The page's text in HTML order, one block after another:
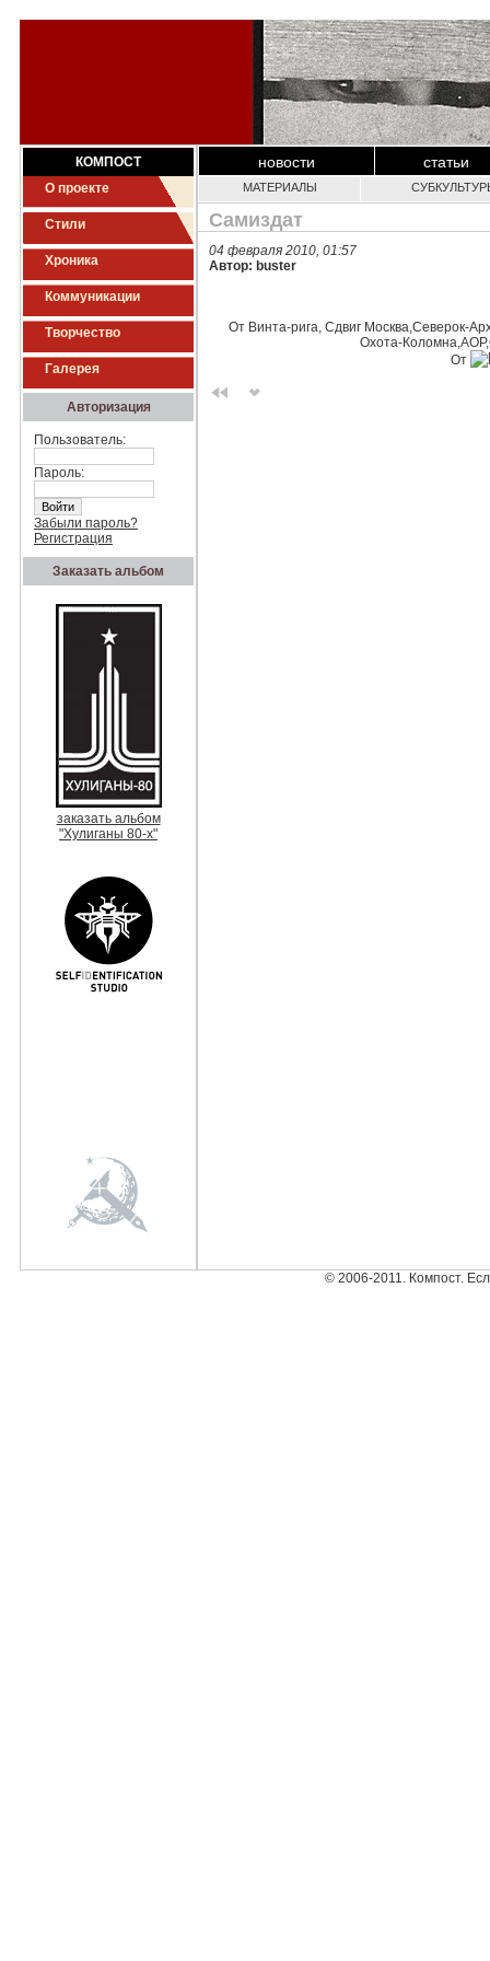
КОМПОСТ
О проекте
Стили
Хроника
Коммуникации
Творчество
Галерея
Авторизация
Пользователь:
Пароль:
Забыли пароль?
Регистрация
Заказать альбом
заказать альбом
"Хулиганы 80-х"
новости статьи
МАТЕРИАЛЫ
Самиздат
04 февраля 2010, 01:57
Автор: buster
От Винта-рига, Сдвиг Москва,Северок-
Охота-
От
© 2006-2011. Компост.